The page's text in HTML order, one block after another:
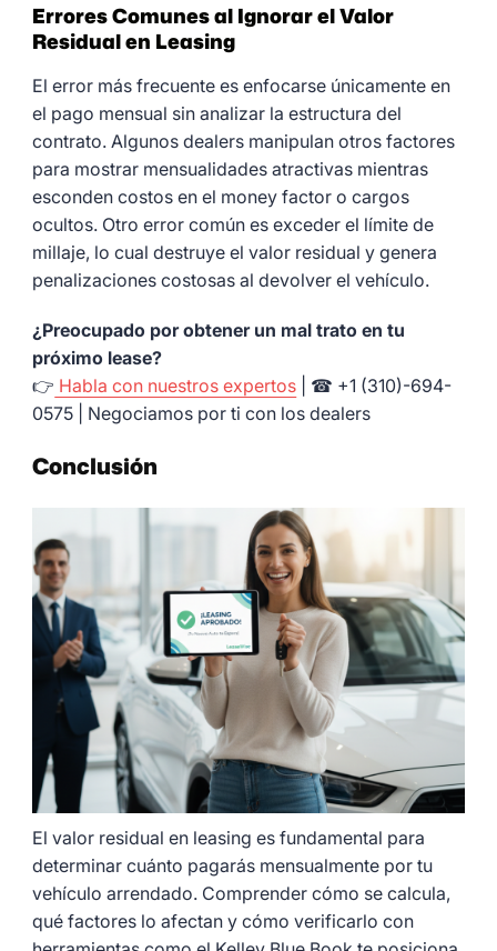
Errores Comunes al Ignorar el Valor
Residual en Leasing
El error más frecuente es enfocarse únicamente en
el pago mensual sin analizar la estructura del
contrato. Algunos dealers manipulan otros factores
para mostrar mensualidades atractivas mientras
esconden costos en el money factor o cargos
ocultos. Otro error común es exceder el límite de
millaje, lo cual destruye el valor residual y genera
penalizaciones costosas al devolver el vehículo.
¿Preocupado por obtener un mal trato en tu
próximo lease?
👉 Habla con nuestros expertos | ☎ +1 (310)-694-
0575 | Negociamos por ti con los dealers
Conclusión
El valor residual en leasing es fundamental para
determinar cuánto pagarás mensualmente por tu
vehículo arrendado. Comprender cómo se calcula,
qué factores lo afectan y cómo verificarlo con